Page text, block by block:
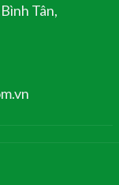
Tân,